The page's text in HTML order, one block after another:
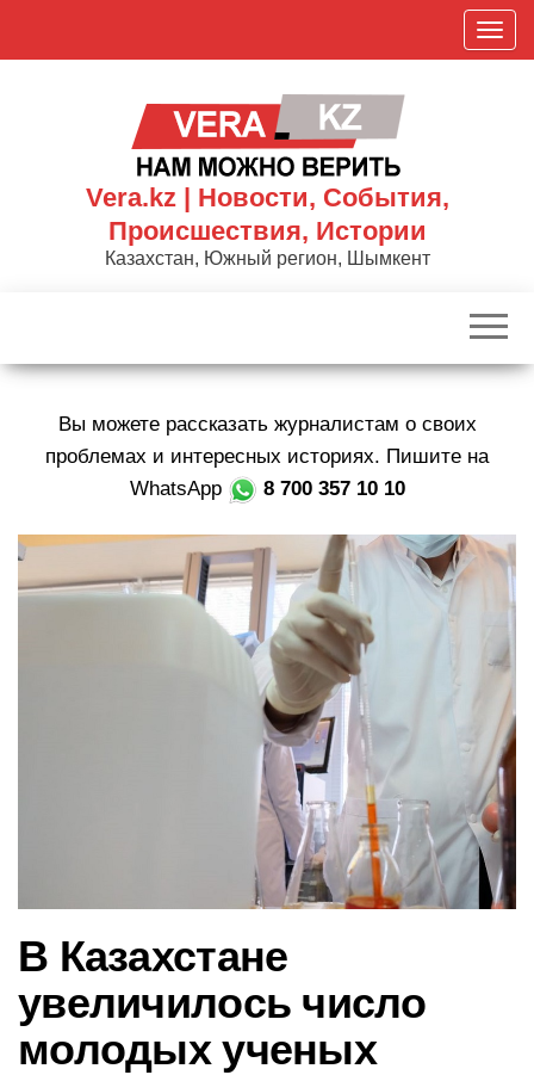
П
о
к
р
в
ц
ю
Vera.kz | Новости, События,
Происшествия, Истории
Казахстан, Южный регион, Шымкент
Вы можете рассказать журналистам о своих
проблемах и интересных историях. Пишите на
WhatsApp
8 700 357 10 10
В Казахстане
увеличилось число
молодых ученых